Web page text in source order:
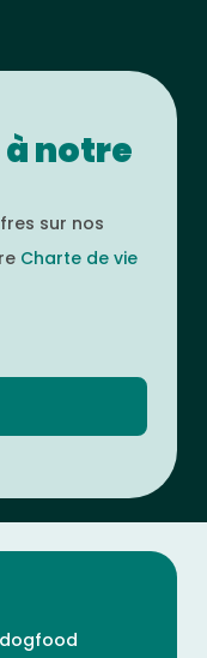
notre
sur nos
Charte de vie